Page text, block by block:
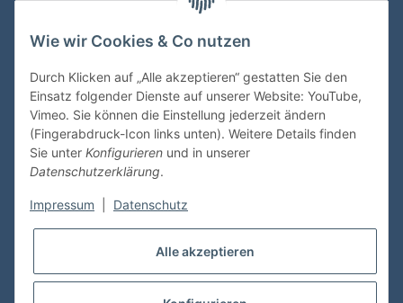
VDMedien24.de
Kasernenstraße 6-10
66482 Zweibrücken
Tel. 06332 72710
eMail: heinz.nickel@vdmedien.de
Shop Service
Wie wir Cookies & Co nutzen
Durch Klicken auf „Alle akzeptieren“ gestatten Sie den
Einsatz folgender Dienste auf unserer Website: YouTube,
Vimeo. Sie können die Einstellung jederzeit ändern
(Fingerabdruck-Icon links unten). Weitere Details finden
Sie unter Konfigurieren und in unserer
Datenschutzerklärung.
Impressum Datenschutz
Alle akzeptieren